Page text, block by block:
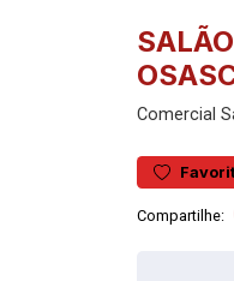
Comercial
Compartilhe: